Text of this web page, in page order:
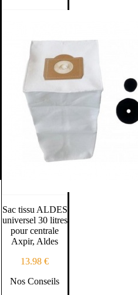
Sac tissu ALDES
universel 30 litres
pour centrale
Axpir, Aldes
13.98 €
Nos Conseils